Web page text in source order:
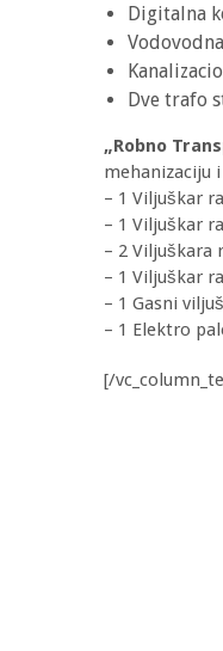
Digitalna
Dve trafo
„Robno
mehanizaciju
– 1 Viljuškar
– 1 Viljuškar
– 2 Viljuškara
– 1 Viljuškar
– 1 Gasni
– 1 Elektro
[/